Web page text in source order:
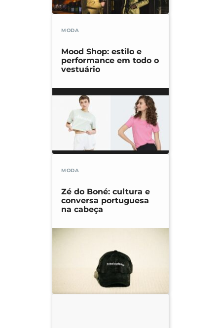
MODA
Mood Shop: estilo e
performance em todo o
vestuário
MODA
Zé do Boné: cultura e
conversa portuguesa
na cabeça